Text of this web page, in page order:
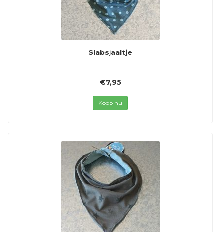
Slabsjaaltje
€7,95
Koop nu